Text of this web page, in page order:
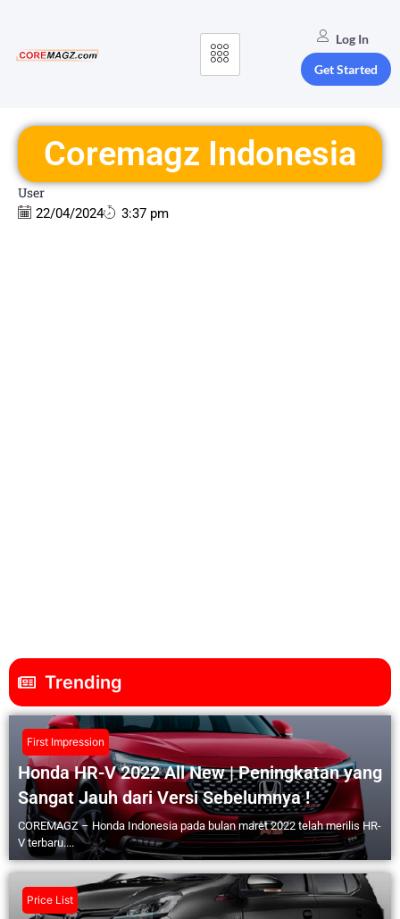
Log In
Get Started
Coremagz Indonesia
User
22/04/2024 3:37 pm
Trending
First Impression
Honda HR-V 2022 All New | Peningkatan yang
Sangat Jauh dari Versi Sebelumnya !
COREMAGZ – Honda Indonesia pada bulan maret 2022 telah merilis HR-
V terbaru....
Price List